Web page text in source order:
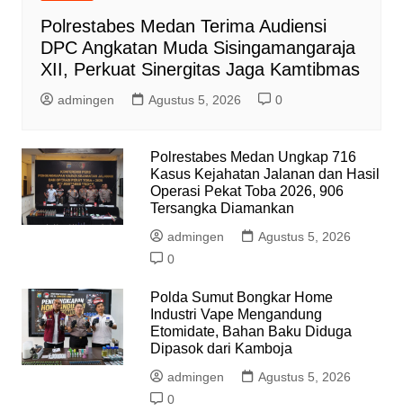
Polrestabes Medan Terima Audiensi
DPC Angkatan Muda Sisingamangaraja
XII, Perkuat Sinergitas Jaga Kamtibmas
admingen Agustus 5, 2026 0
Polrestabes Medan Ungkap 716
Kasus Kejahatan Jalanan dan Hasil
Operasi Pekat Toba 2026, 906
Tersangka Diamankan
admingen
Agustus 5, 2026
0
Polda Sumut Bongkar Home
Industri Vape Mengandung
Etomidate, Bahan Baku Diduga
Dipasok dari Kamboja
admingen
Agustus 5, 2026
0